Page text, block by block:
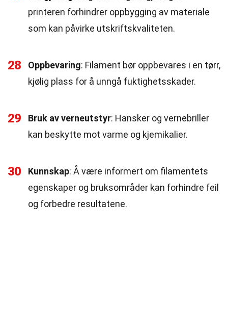
printeren forhindrer oppbygging av materiale
som kan påvirke utskriftskvaliteten.
28 Oppbevaring: Filament bør oppbevares i en tørr,
kjølig plass for å unngå fuktighetsskader.
29 Bruk av verneutstyr: Hansker og vernebriller
kan beskytte mot varme og kjemikalier.
30 Kunnskap: Å være informert om filamentets
egenskaper og bruksområder kan forhindre feil
og forbedre resultatene.